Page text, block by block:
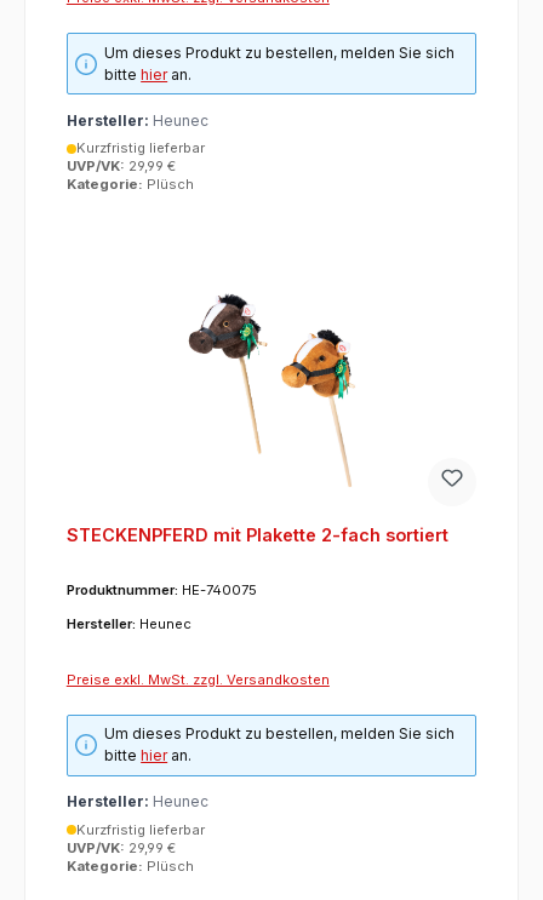
Um dieses Produkt zu bestellen, melden Sie sich
bittehieran.
Hersteller: Heunec
Kurzfristig lieferbar
UVP/VK: 29,99 €
Kategorie: Plüsch
STECKENPFERD mit Plakette 2-fach sortiert
Produktnummer: HE-740075
Hersteller: Heunec
Preise exkl. MwSt. zzgl. Versandkosten
Um dieses Produkt zu bestellen, melden Sie sich
bittehieran.
Hersteller: Heunec
Kurzfristig lieferbar
UVP/VK: 29,99 €
Kategorie: Plüsch